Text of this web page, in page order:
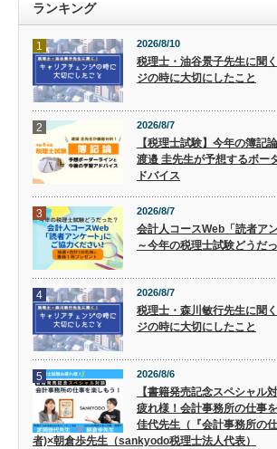
ランキング
1 2026/8/10
税理士・油谷景子先生に聞
ジの時に大切にしたこと
2 2026/8/7
【税理士試験】今年の簿記
渡邉 圭先生が予想するボー
ドバイス
3 2026/8/7
会計人コースWeb「読者ア
～今年の税理士試験どうだ
4 2026/8/7
税理士・森川敏行先生に聞
ジの時に大切にしたこと
5 2026/8/6
【書籍発売記念スペシャル
疲れ様！会計事務所の仕事
佳代先生（『会計事務所の
者)×朝倉歩先生（sankyodo税理士法人代表）